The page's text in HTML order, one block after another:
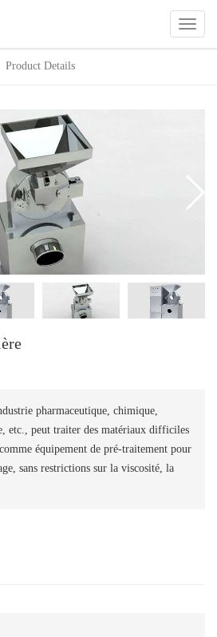
切
换
Product Details
pharmaceutique, chimique,
etc., peut traiter des matériaux difficiles
équipement de pré-traitement pour
sans restrictions sur la viscosité, la